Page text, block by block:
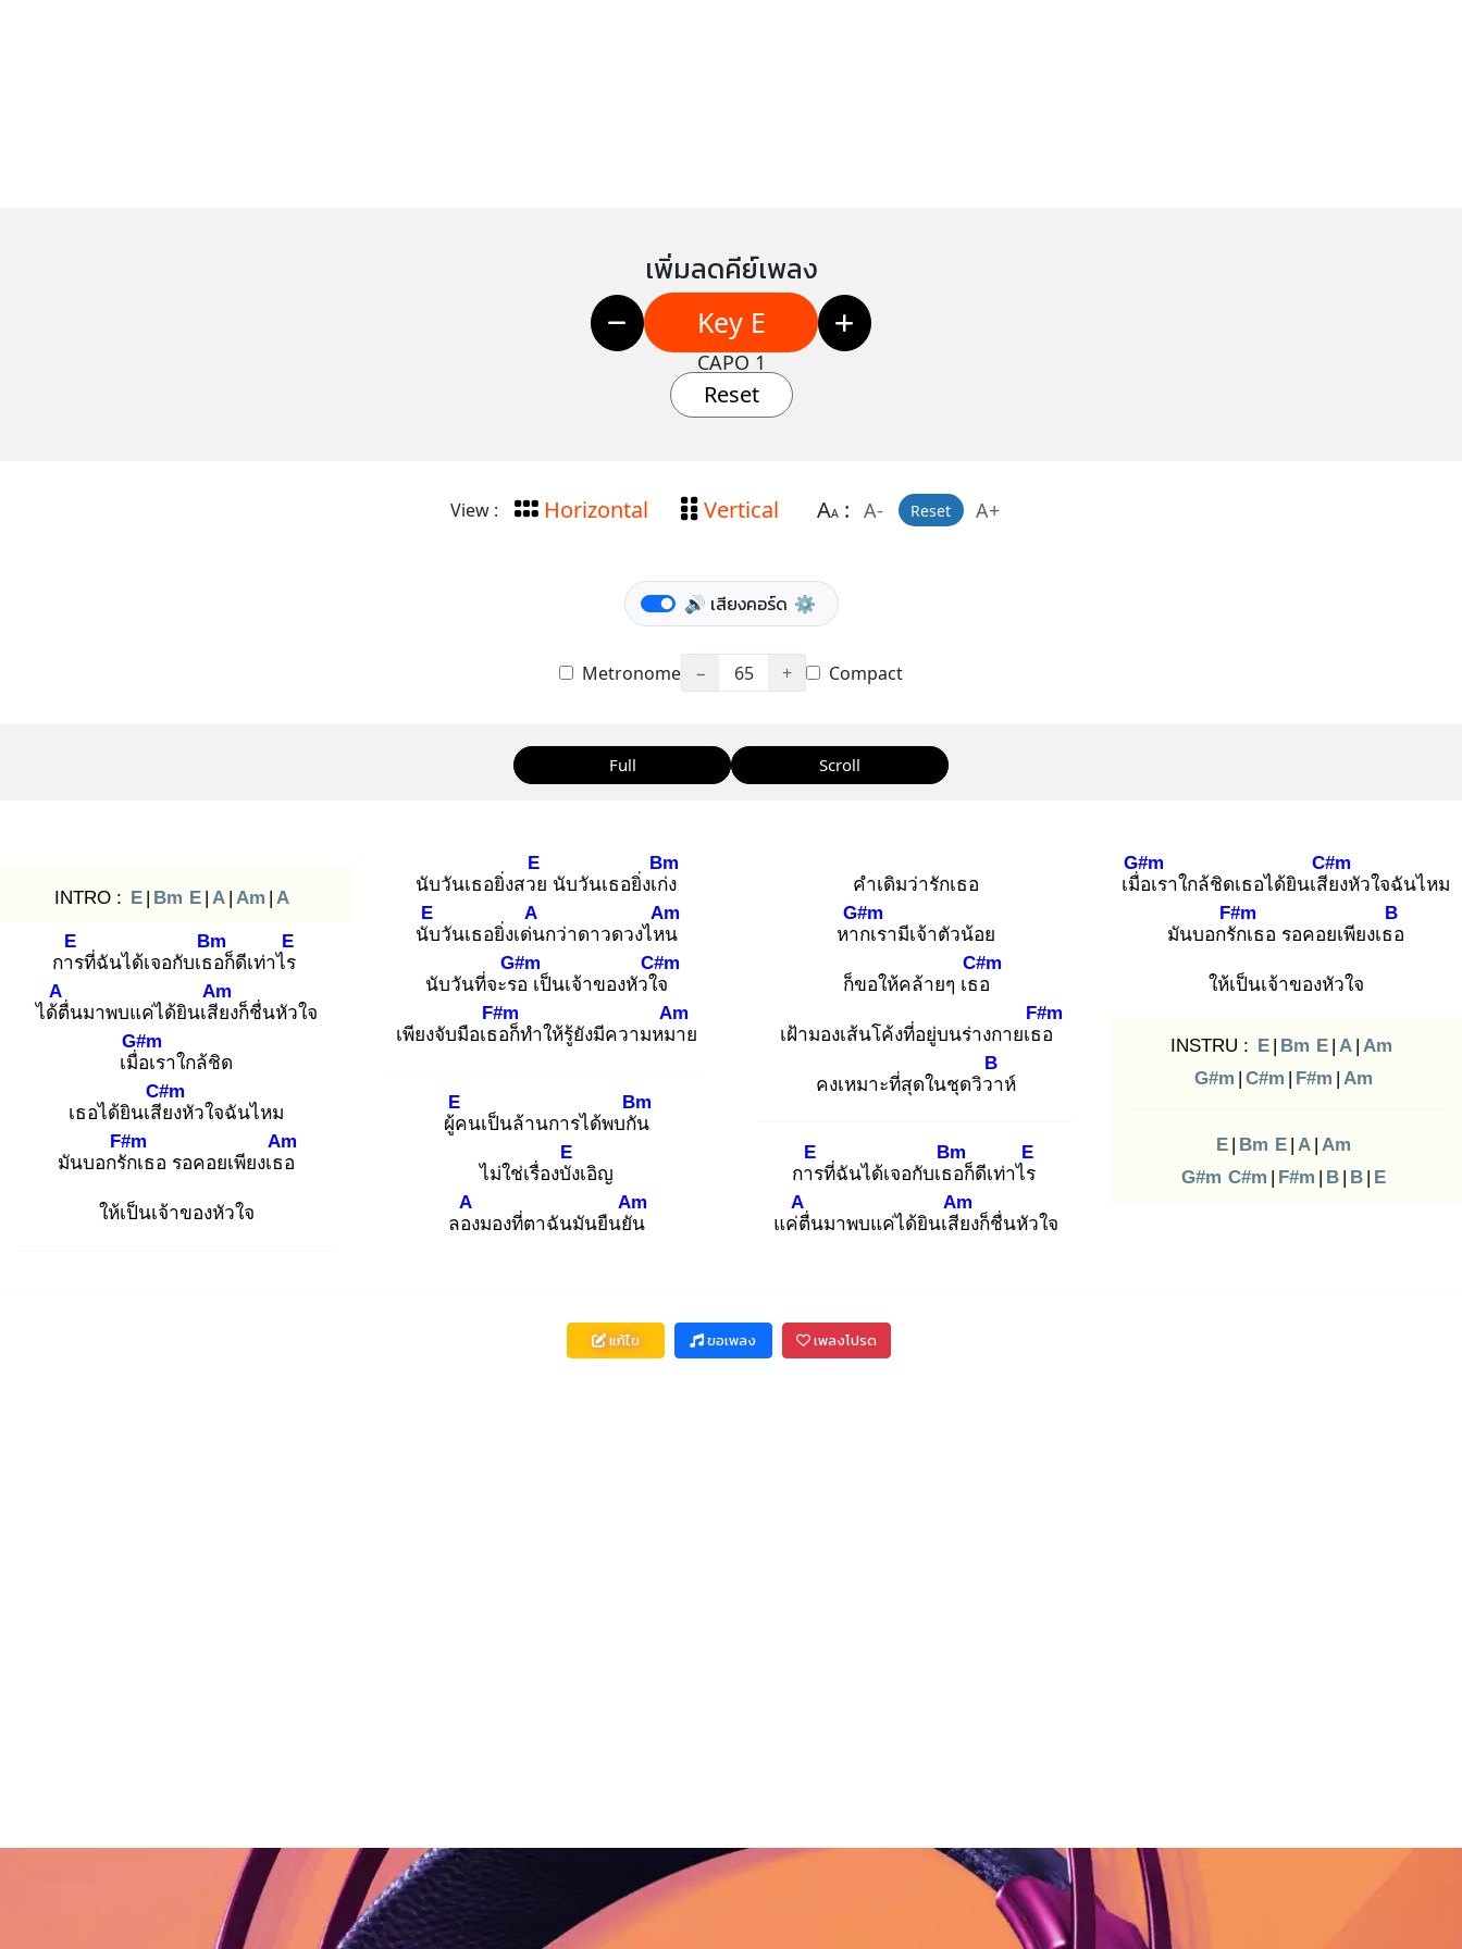
เพิ่มลดคีย์เพลง
Key E
CAPO 1
Reset
View : Horizontal Vertical AA: A- Reset A+
🔊 เสียงคอร์ด ⚙️
Metronome − 65 + Compact
Full Scroll
INTRO : E | Bm E | A | Am | A
การ
E
ที่ฉันได้เจอกับเธอ
Bm
ก็ดีเท่าไร
E
ได้ตื่
A
นมาพบแค่ได้ยินเสีย
Am
งก็ชื่นหัวใจ
เมื่อ
G#m
เราใกล้ชิด
เธอได้ยินเสีย
C#m
งหัวใจฉันไหม
มันบอกรัก
F#m
เธอ รอคอยเพียงเธอ
Am
ให้เป็นเจ้าของหัวใจ
นับวันเธอยิ่งสวย
E
นับวันเธอยิ่งเก่ง
Bm
นับ
E
วันเธอยิ่งเด่น
A
กว่าดาวดวงไหน
Am
นับวันที่จะรอ
G#m
เป็นเจ้าของหัวใจ
C#m
เพียงจับมือเธอ
F#m
ก็ทำให้รู้ยังมีความหมา
Am
ย
ผู้ค
E
นเป็นล้านการได้พบกัน
Bm
ไม่ใช่เรื่องบัง
E
เอิญ
ลอง
A
มองที่ตาฉันมันยืนยัน
Am
คำเดิมว่ารักเธอ
หาก
G#m
เรามีเจ้าตัวน้อย
ก็ขอให้คล้ายๆ เธอ
C#m
เฝ้ามองเส้นโค้งที่อยู่บนร่างกายเธอ
F#m
คงเหมาะที่สุดในชุดวิวา
B
ห์
การ
E
ที่ฉันได้เจอกับเธอ
Bm
ก็ดีเท่าไร
E
แค่ตื่
A
นมาพบแค่ได้ยินเสีย
Am
งก็ชื่นหัวใจ
เมื่อ
G#m
เราใกล้ชิดเธอได้ยินเสีย
C#m
งหัวใจฉันไหม
มันบอกรัก
F#m
เธอ รอคอยเพียงเธอ
B
ให้เป็นเจ้าของหัวใจ
INSTRU : E | Bm E | A | Am
G#m | C#m | F#m | Am
E | Bm E | A | Am
G#m C#m | F#m | B | B | E
แก้ไข ขอเพลง เพลงโปรด